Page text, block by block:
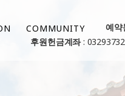
COMMUNITY 예약
후원헌금계좌: